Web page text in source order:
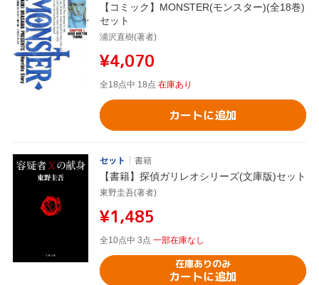
【コミック】MONSTER(モンスター)(全18巻)
セット
浦沢直樹(著者)
¥4,070
全18点中 18点 在庫あり
カートに追加
セット 書籍
【書籍】探偵ガリレオシリーズ(文庫版)セット
東野圭吾(著者)
¥1,485
全10点中 3点 一部在庫なし
在庫ありのみ
カートに追加